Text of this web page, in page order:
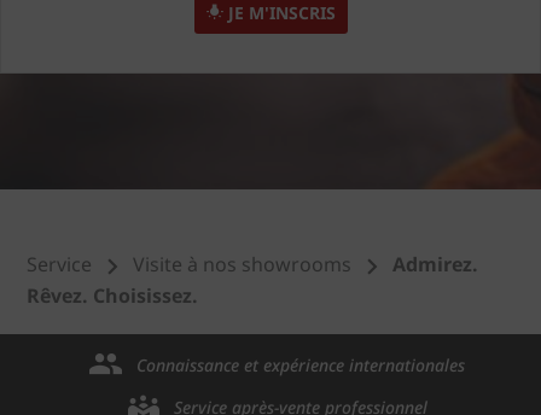
JE M'INSCRIS
Service Visite à nos showrooms
Admirez.
Rêvez. Choisissez.
Connaissance et expérience internationales
Service après-vente professionnel